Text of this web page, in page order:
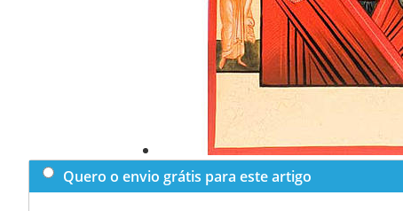
Quero o envio grátis para este artigo